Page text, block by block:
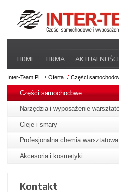
nawigacje
HOME FIRMA AKTUALNOŚCI
STREFA DLA PRZEWOŹNIKA
Inter-Team PL Oferta Części
Pomiń
nawigacje
Części samochodowe
Narzędzia i wyposażenie
Oleje i smary
Profesjonalna chemia warsztatowa
Akcesoria i kosmetyki
Kontakt